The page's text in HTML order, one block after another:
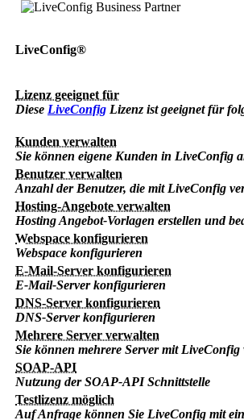
LiveConfig®
Lizenz geeignet für
Diese LiveConfig Lizenz ist geeignet für
Kunden verwalten
Sie können eigene Kunden in LiveConfig
Benutzer verwalten
Anzahl der Benutzer, die mit LiveConfig
Hosting-Angebote verwalten
Hosting Angebot-Vorlagen erstellen und
Webspace konfigurieren
Webspace konfigurieren
E-Mail-Server konfigurieren
E-Mail-Server konfigurieren
DNS-Server konfigurieren
DNS-Server konfigurieren
Mehrere Server verwalten
Sie können mehrere Server mit LiveConfig
SOAP-API
Nutzung der SOAP-API Schnittstelle
Testlizenz möglich
Auf Anfrage können Sie LiveConfig mit